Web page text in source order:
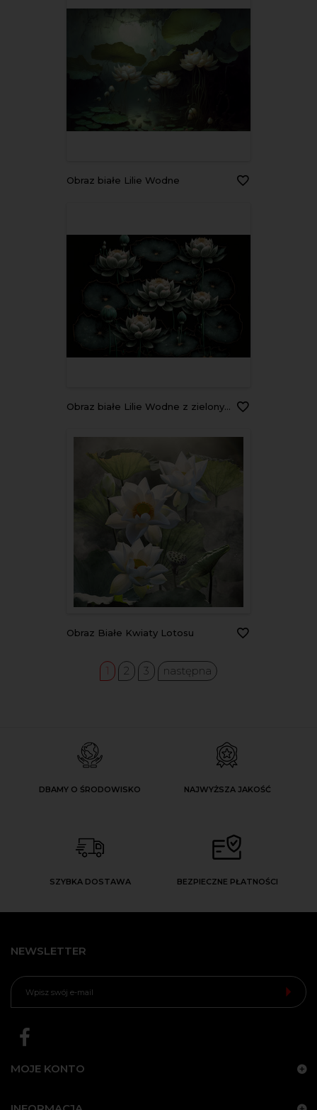
Obraz białe Lilie Wodne
Obraz białe Lilie Wodne z zielonymi liśćmi
Obraz Białe Kwiaty Lotosu
1 2 3 następna
DBAMY O ŚRODOWISKO NAJWYŻSZA JAKOŚĆ
SZYBKA DOSTAWA BEZPIECZNE PŁATNOŚCI
NEWSLETTER
MOJE KONTO